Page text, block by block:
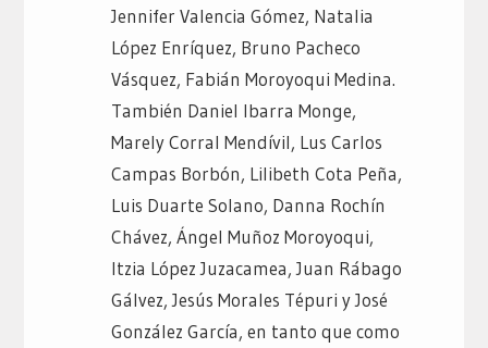
Jennifer Valencia Gómez, Natalia
López Enríquez, Bruno Pacheco
Vásquez, Fabián Moroyoqui Medina.
También Daniel Ibarra Monge,
Marely Corral Mendívil, Lus Carlos
Campas Borbón, Lilibeth Cota Peña,
Luis Duarte Solano, Danna Rochín
Chávez, Ángel Muñoz Moroyoqui,
Itzia López Juzacamea, Juan Rábago
Gálvez, Jesús Morales Tépuri y José
González García, en tanto que como